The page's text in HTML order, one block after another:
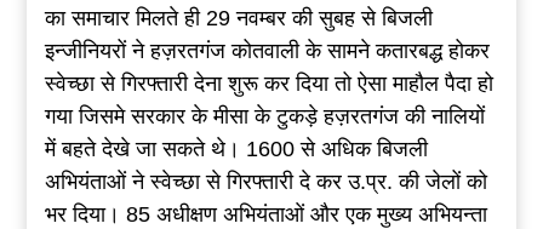
का समाचार मिलते ही 29 नवम्बर की सुबह से बिजली
इन्जीनियरों ने हज़रतगंज कोतवाली के सामने कतारबद्ध होकर
स्वेच्छा से गिरफ्तारी देना शुरू कर दिया तो ऐसा माहौल पैदा हो
गया जिसमे सरकार के मीसा के टुकड़े हज़रतगंज की नालियों
में बहते देखे जा सकते थे। 1600 से अधिक बिजली
अभियंताओं ने स्वेच्छा से गिरफ्तारी दे कर उ.प्र. की जेलों को
भर दिया। 85 अधीक्षण अभियंताओं और एक मुख्य अभियन्ता